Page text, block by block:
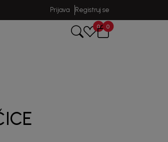
Prijava Registruj se
0 0